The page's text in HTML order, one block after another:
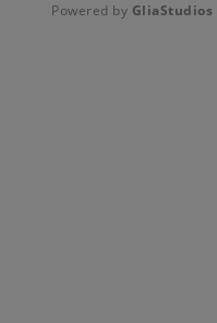
Powered by GliaStudios